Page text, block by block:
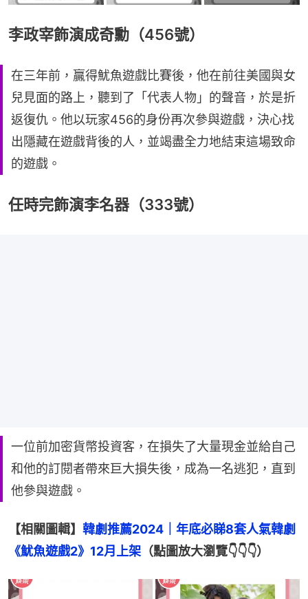
李政宰飾演成奇勳（456號）
在三年前，贏得魷魚遊戲比賽後，他在前往美國與女
兒見面的路上，聽到了「代表人物」的聲音，於是折
返復仇。他以玩家456的身份再次參與遊戲，決心找
出隱藏在遊戲背後的人，並竭盡全力地結束這場致命
的遊戲。
任時完飾演李名器（333號）
一位前加密貨幣投資客，在損失了大量現金並給自己
和他的訂閱者帶來巨大損失後，成為一名逃犯，直到
他參與遊戲。
【相關圖輯】 韓劇推薦2024｜年底必睇8套人氣韓劇
《魷魚遊戲2》12月上架 （點圖放大瀏覽👇👇👇）